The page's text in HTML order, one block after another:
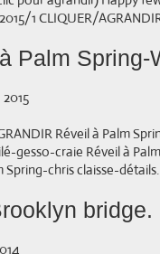
1 CLIQUER/
Palm Spring-
Réveil à Palm
gesso-craie Réveil à
Spring-chris claisse-détails.
bridge.